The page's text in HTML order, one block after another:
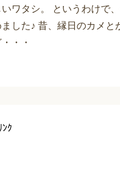
いワタシ。 というわけで
した♪ 昔、縁日のカメと
・・
ﾝｸ